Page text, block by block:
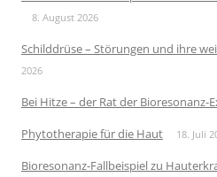
8. August 2026
Schilddrüse – Störungen und ihre
2026
Bei Hitze – der Rat der Bioresonanz-
Phytotherapie für die Haut 18. Juli
Bioresonanz-Fallbeispiel zu